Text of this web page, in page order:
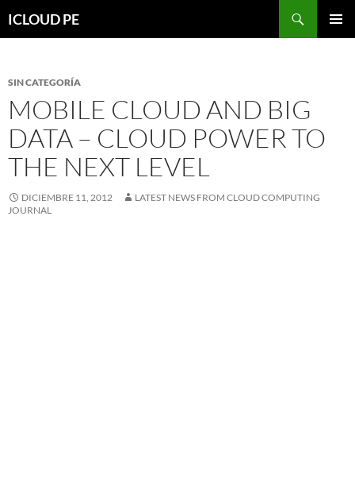
hacia
ICLOUD PE
SIN CATEGORÍA
MOBILE CLOUD AND BIG
DATA – CLOUD POWER TO
THE NEXT LEVEL
DICIEMBRE 11, 2012
LATEST NEWS FROM CLOUD COMPUTING
JOURNAL